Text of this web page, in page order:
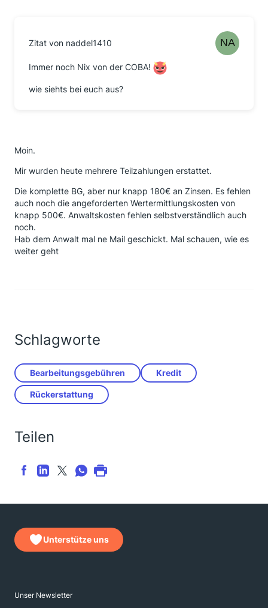
Zitat von naddel1410
Immer noch Nix von der COBA!
wie siehts bei euch aus?
Moin.
Mir wurden heute mehrere Teilzahlungen erstattet.
Die komplette BG, aber nur knapp 180€ an Zinsen. Es fehlen
auch noch die angeforderten Wertermittlungskosten von
knapp 500€. Anwaltskosten fehlen selbstverständlich auch
noch.
Hab dem Anwalt mal ne Mail geschickt. Mal schauen, wie es
weiter geht
Schlagworte
Bearbeitungsgebühren Kredit
Rückerstattung
Teilen
Unterstütze uns